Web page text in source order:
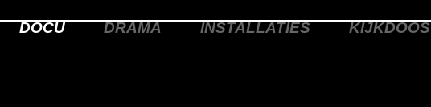
DOCU DRAMA INSTALLATIES KIJKDOOS